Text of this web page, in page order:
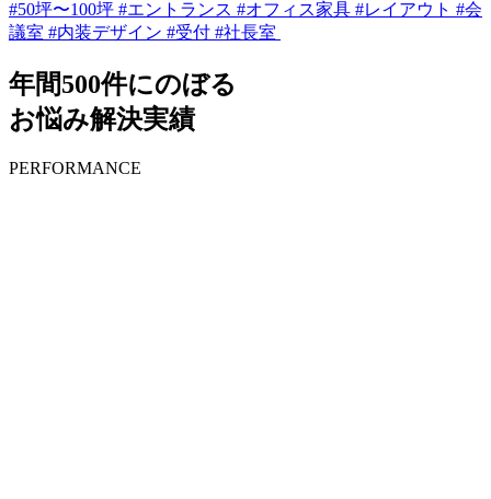
#50坪〜100坪 #エントランス #オフィス家具 #レイアウト #会
議室 #内装デザイン #受付 #社長室
年間500件にのぼる
お悩み解決実績
PERFORMANCE